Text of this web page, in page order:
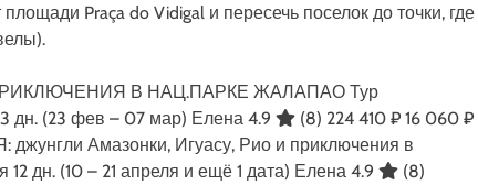
Praça do Vidigal и пересечь поселок до точки, где
В НАЦ.ПАРКЕ ЖАЛАПАО Тур
дн. (23 фев – 07 мар) Елена 4.9 (8) 224 410 ₽ 16 060 ₽
Амазонки, Игуасу, Рио и приключения в
12 дн. (10 – 21 апреля и ещё 1 дата) Елена 4.9
(8)